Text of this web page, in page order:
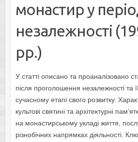
монастир у
незалежності
рр.)
У статті описано та проаналізовано
після проголошення незалежності та
сучасному етапі свого розвитку.
культові святині та архітектурні
на монастирському укладі життя,
різнобічних напрямках діяльності.